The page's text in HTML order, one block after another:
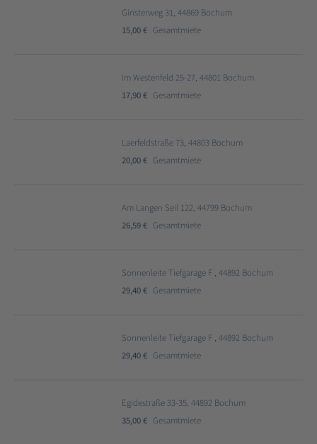
Ginsterweg 31, 44869 Bochum
15,00 € Gesamtmiete
Im Westenfeld 25-27, 44801 Bochum
17,90 € Gesamtmiete
Laerfeldstraße 73, 44803 Bochum
20,00 € Gesamtmiete
Am Langen Seil 122, 44799 Bochum
26,59 € Gesamtmiete
Sonnenleite Tiefgarage F , 44892 Bochum
29,40 € Gesamtmiete
Sonnenleite Tiefgarage F , 44892 Bochum
29,40 € Gesamtmiete
Egidestraße 33-35, 44892 Bochum
35,00 € Gesamtmiete